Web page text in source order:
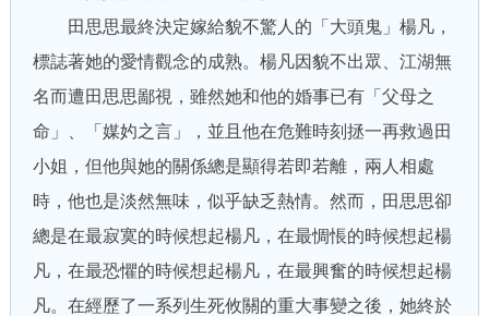
田思思最終決定嫁給貌不驚人的「大頭鬼」楊凡，
標誌著她的愛情觀念的成熟。楊凡因貌不出眾、江湖無
名而遭田思思鄙視，雖然她和他的婚事已有「父母之
命」、「媒妁之言」，並且他在危難時刻拯一再救過田
小姐，但他與她的關係總是顯得若即若離，兩人相處
時，他也是淡然無味，似乎缺乏熱情。然而，田思思卻
總是在最寂寞的時候想起楊凡，在最惆悵的時候想起楊
凡，在最恐懼的時候想起楊凡，在最興奮的時候想起楊
凡。在經歷了一系列生死攸關的重大事變之後，她終於